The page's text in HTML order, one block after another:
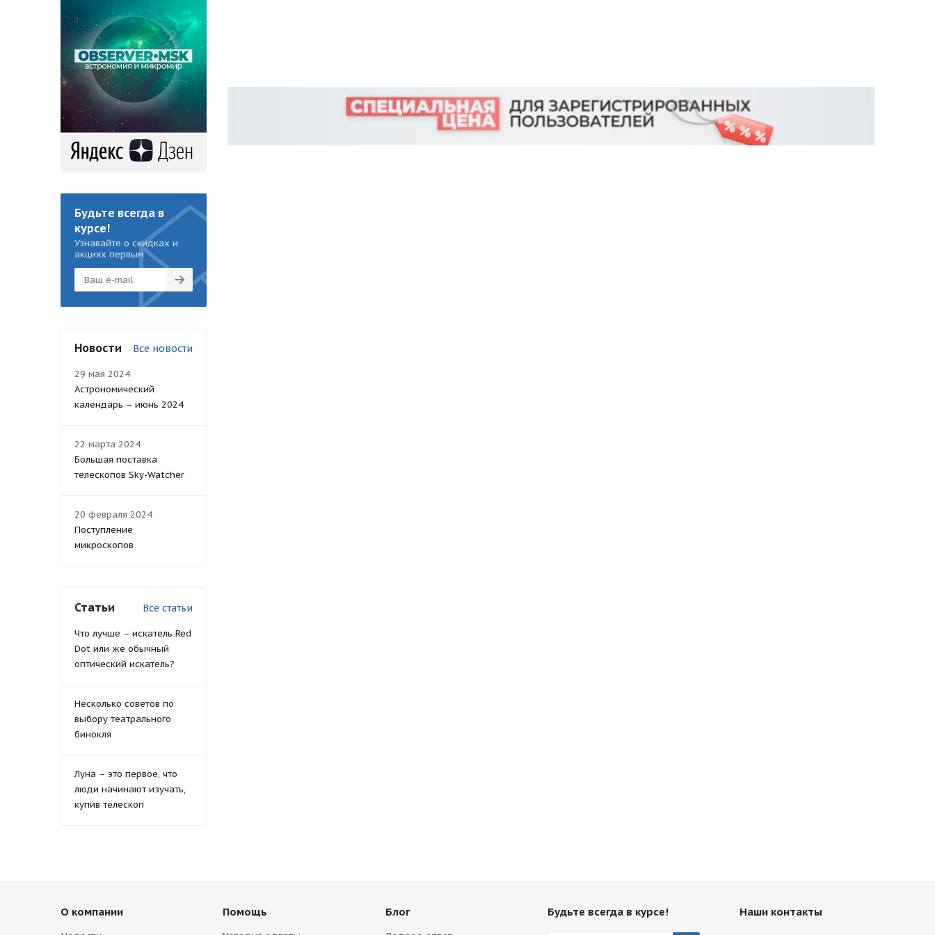
Будьте всегда в
курсе!
Узнавайте о скидках и
акциях первым
Новости Все новости
29 мая 2024
Астрономический
календарь – июнь 2024
22 марта 2024
Большая поставка
телескопов Sky-Watcher
20 февраля 2024
Поступление
микроскопов
Статьи Все статьи
Что лучше – искатель Red
Dot или же обычный
оптический искатель?
Несколько советов по
выбору театрального
бинокля
Луна – это первое, что
люди начинают изучать,
купив телескоп
О компании Помощь Блог Будьте всегда в курсе! Наши контакты